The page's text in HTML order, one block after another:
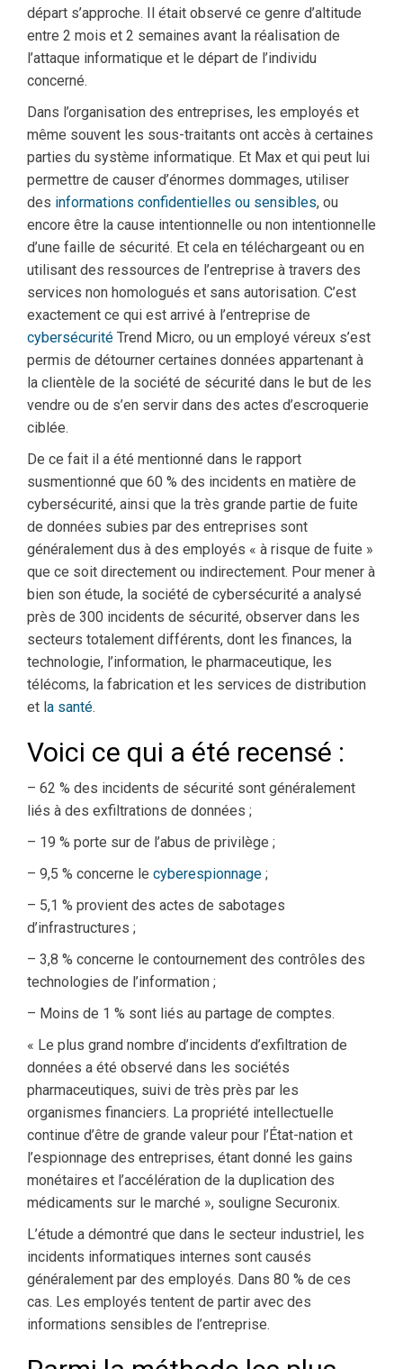
départ s’approche. Il était observé ce genre d’altitude
entre 2 mois et 2 semaines avant la réalisation de
l’attaque informatique et le départ de l’individu
concerné.
Dans l’organisation des entreprises, les employés et
même souvent les sous-traitants ont accès à certaines
parties du système informatique. Et Max et qui peut lui
permettre de causer d’énormes dommages, utiliser
des informations confidentielles ou sensibles, ou
encore être la cause intentionnelle ou non intentionnelle
d’une faille de sécurité. Et cela en téléchargeant ou en
utilisant des ressources de l’entreprise à travers des
services non homologués et sans autorisation. C’est
exactement ce qui est arrivé à l’entreprise de
cybersécurité Trend Micro, ou un employé véreux s’est
permis de détourner certaines données appartenant à
la clientèle de la société de sécurité dans le but de les
vendre ou de s’en servir dans des actes d’escroquerie
ciblée.
De ce fait il a été mentionné dans le rapport
susmentionné que 60 % des incidents en matière de
cybersécurité, ainsi que la très grande partie de fuite
de données subies par des entreprises sont
généralement dus à des employés « à risque de fuite »
que ce soit directement ou indirectement. Pour mener à
bien son étude, la société de cybersécurité a analysé
près de 300 incidents de sécurité, observer dans les
secteurs totalement différents, dont les finances, la
technologie, l’information, le pharmaceutique, les
télécoms, la fabrication et les services de distribution
et la santé.
Voici ce qui a été recensé :
– 62 % des incidents de sécurité sont généralement
liés à des exfiltrations de données ;
– 19 % porte sur de l’abus de privilège ;
– 9,5 % concerne le cyberespionnage ;
– 5,1 % provient des actes de sabotages
d’infrastructures ;
– 3,8 % concerne le contournement des contrôles des
technologies de l’information ;
– Moins de 1 % sont liés au partage de comptes.
« Le plus grand nombre d’incidents d’exfiltration de
données a été observé dans les sociétés
pharmaceutiques, suivi de très près par les
organismes financiers. La propriété intellectuelle
continue d’être de grande valeur pour l’État-nation et
l’espionnage des entreprises, étant donné les gains
monétaires et l’accélération de la duplication des
médicaments sur le marché », souligne Securonix.
L’étude a démontré que dans le secteur industriel, les
incidents informatiques internes sont causés
généralement par des employés. Dans 80 % de ces
cas. Les employés tentent de partir avec des
informations sensibles de l’entreprise.